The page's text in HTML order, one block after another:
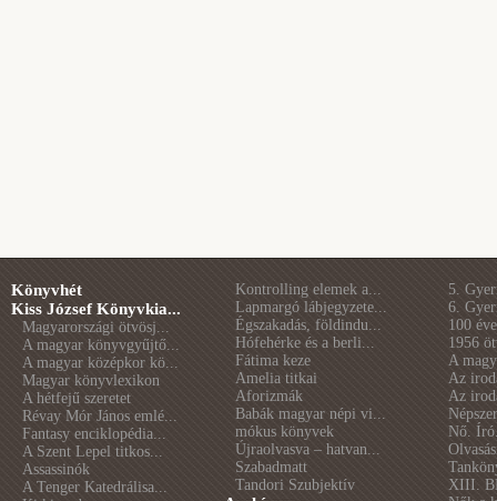
Könyvhét
Kiss József Könyvkia...
Magyarországi ötvösj...
A magyar könyvgyűjtő...
A magyar középkor kö...
Magyar könyvlexikon
A hétfejű szeretet
Révay Mór János emlé...
Fantasy enciklopédia...
A Szent Lepel titkos...
Assassinók
A Tenger Katedrálisa...
Kontrolling elemek a...
Lapmargó lábjegyzete...
Égszakadás, földindu...
Hófehérke és a berli...
Fátima keze
Amelia titkai
Aforizmák
Babák magyar népi vi...
mókus könyvek
Újraolvasva – hatvan...
Szabadmatt
Tandori Szubjektív
5.
6.
100
1956
A
Az
Az
Nő.
XIII.